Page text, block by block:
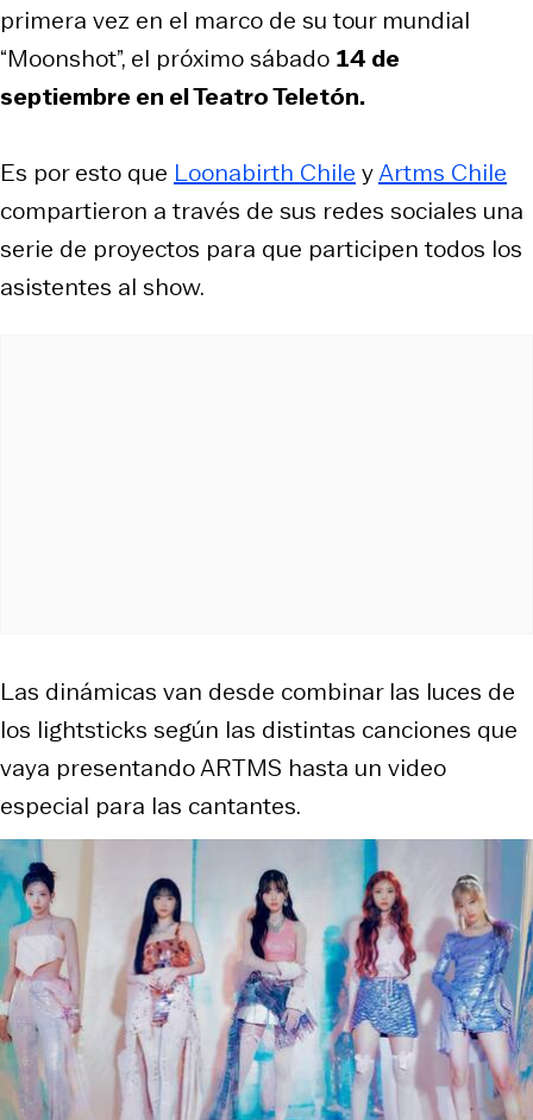
primera vez en el marco de su tour mundial
“Moonshot”, el próximo sábado 14 de
septiembre en el Teatro Teletón.
Es por esto que Loonabirth Chile yArtms Chile
compartieron a través de sus redes sociales una
serie de proyectos para que participen todos los
asistentes al show.
Las dinámicas van desde combinar las luces de
los lightsticks según las distintas canciones que
vaya presentando ARTMS hasta un video
especial para las cantantes.